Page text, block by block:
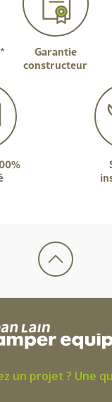
Garantie
constructeur
un projet ? Une